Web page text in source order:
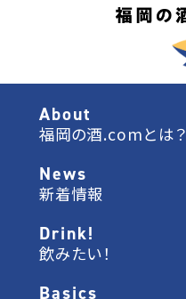
About
福岡の酒.comとは？
News
新着情報
Drink!
飲みたい！
Basics